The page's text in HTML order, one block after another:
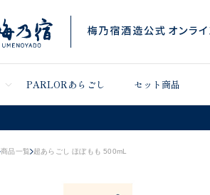
PARLORあらごし セット商品
商品一覧 超あらごし ほぼもも 500mL